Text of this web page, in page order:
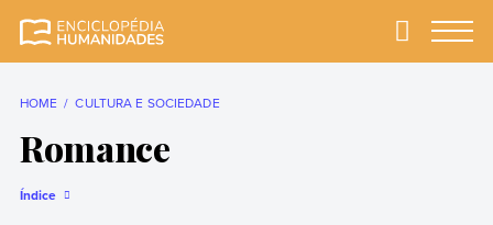
completa e mais
Primary
HOME CULTURA E SOCIEDADE
Romance
Índice